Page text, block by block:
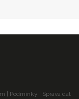
| Podmínky | Správa dat